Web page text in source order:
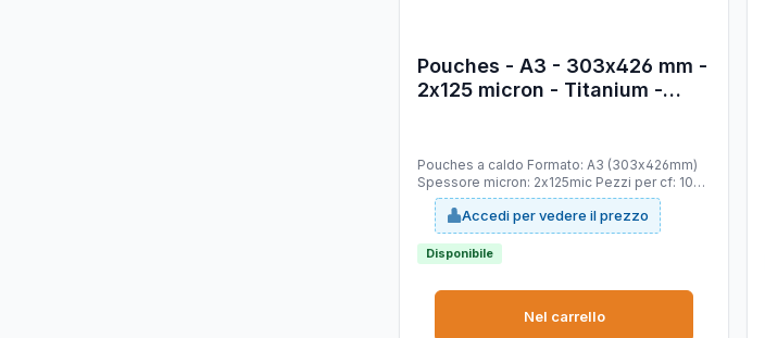
Pouches - A3 - 303x426 mm -
2x125 micron - Titanium -
Pouches a caldo Formato: A3 (303x426mm)
Spessore micron: 2x125mic Pezzi per cf: 100
Materiale composizione: polyestere di
altissima qualità ed EVA che conferisce
adesione nel tempo, rigidità e robustezza
Accedi per vedere il prezzo
Disponibile
Nel carrello